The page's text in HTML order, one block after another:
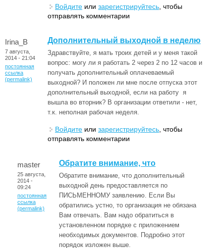
Войдите или зарегистрируйтесь , чтобы
отправлять комментарии
Irina_B
7 августа,
2014 - 21:04
постоянная
ссылка
(permalink)
Дополнительный выходной в неделю
Здравствуйте, я мать троих детей и у меня такой
вопрос: могу ли я работать 2 через 2 по 12 часов и
получать дополнительный оплачеваемый
выходной? И положен ли мне после отпуска этот
дополнительный выходной, если на работу я
вышла во вторник? В организации ответили - нет,
т.к. неполная рабочая неделя.
Войдите или зарегистрируйтесь , чтобы
отправлять комментарии
master
25 августа,
2014 -
09:24
постоянная
ссылка
(permalink)
Обратите внимание, что
Обратите внимание, что дополнительный
выходной день предоставляется по
ПИСЬМЕННОМУ заявлению. Если Вы
обратились устно, то организация не обязана
Вам отвечать. Вам надо обратиться в
установленном порядке с приложением
необходимых документов. Подробно этот
порядок изложен выше.